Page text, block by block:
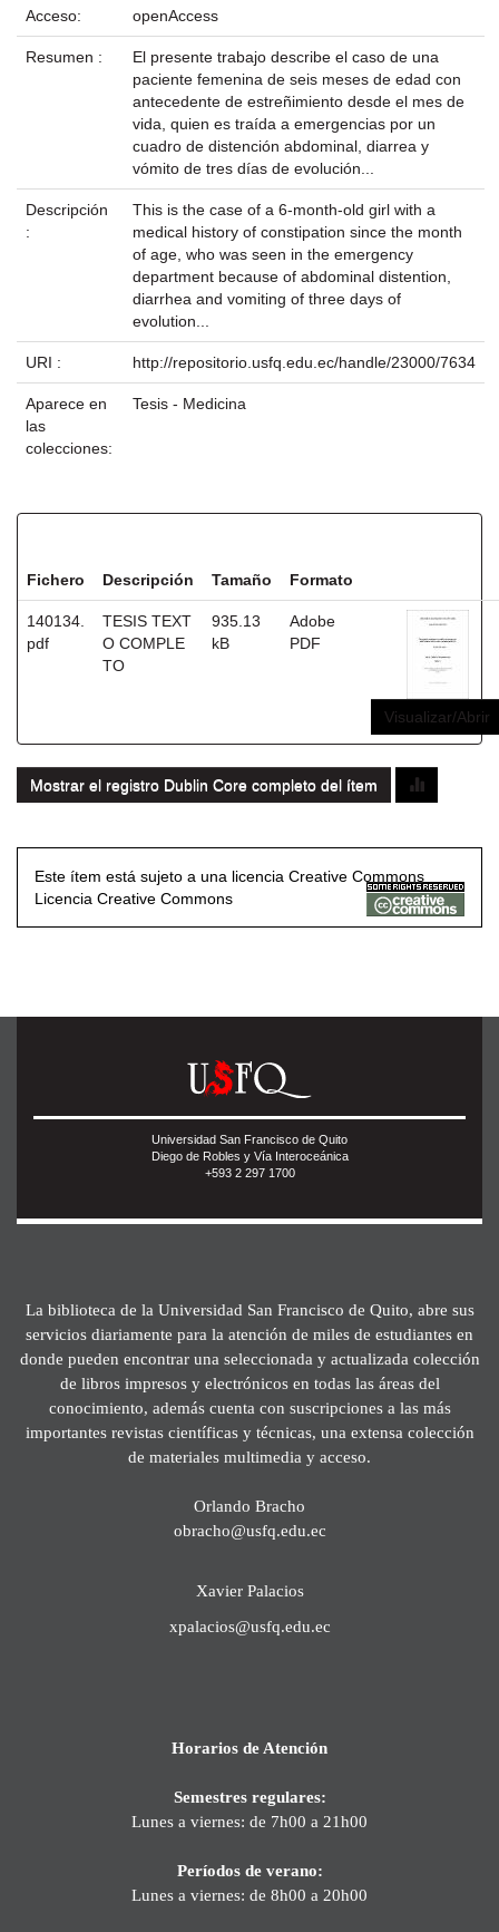
Acceso: openAccess
Resumen :
El presente trabajo describe el caso de una
paciente femenina de seis meses de edad con
antecedente de estreñimiento desde el mes de
vida, quien es traída a emergencias por un
cuadro de distención abdominal, diarrea y
vómito de tres días de evolución...
Descripción
:
This is the case of a 6-month-old girl with a
medical history of constipation since the month
of age, who was seen in the emergency
department because of abdominal distention,
diarrhea and vomiting of three days of
evolution...
URI : http://repositorio.usfq.edu.ec/handle/23000/7634
Aparece en
las
colecciones:
Tesis - Medicina
Fichero Descripción Tamaño Formato
140134.
pdf
TESIS TEXT
O COMPLE
TO
935.13
kB
Adobe
PDF
Visualizar/Abrir
Mostrar el registro Dublin Core completo del ítem
Este ítem está sujeto a una licencia Creative Commons
Licencia Creative Commons
Universidad San Francisco de Quito
Diego de Robles y Vía Interoceánica
+593 2 297 1700
La biblioteca de la Universidad San Francisco de Quito, abre sus
servicios diariamente para la atención de miles de estudiantes en
donde pueden encontrar una seleccionada y actualizada colección
de libros impresos y electrónicos en todas las áreas del
conocimiento, además cuenta con suscripciones a las más
importantes revistas científicas y técnicas, una extensa colección
de materiales multimedia y acceso.
Orlando Bracho
obracho@usfq.edu.ec
Xavier Palacios
xpalacios@usfq.edu.ec
Horarios de Atención
Semestres regulares:
Lunes a viernes: de 7h00 a 21h00
Períodos de verano:
Lunes a viernes: de 8h00 a 20h00